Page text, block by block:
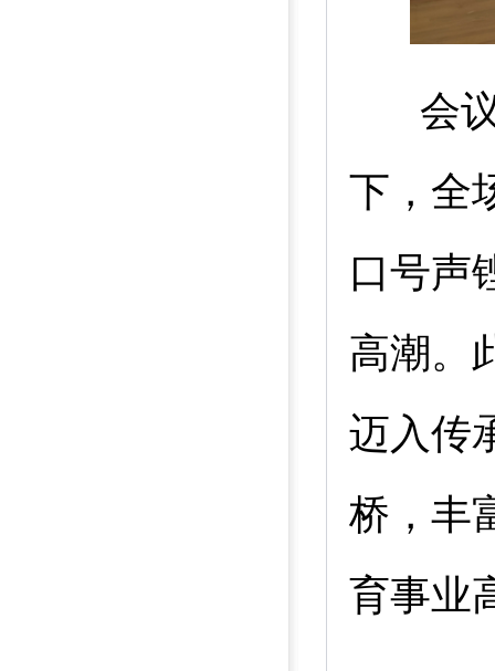
会
下，全
口号声
高潮。
迈入传
桥，丰
育事业